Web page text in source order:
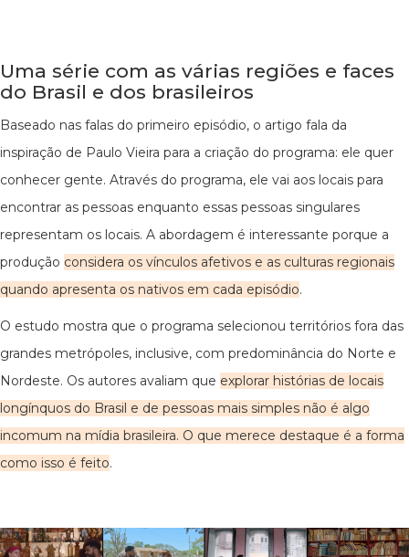
Uma série com as várias regiões e faces
do Brasil e dos brasileiros
Baseado nas falas do primeiro episódio, o artigo fala da
inspiração de Paulo Vieira para a criação do programa: ele quer
conhecer gente. Através do programa, ele vai aos locais para
encontrar as pessoas enquanto essas pessoas singulares
representam os locais. A abordagem é interessante porque a
produção considera os vínculos afetivos e as culturas regionais
quando apresenta os nativos em cada episódio.
O estudo mostra que o programa selecionou territórios fora das
grandes metrópoles, inclusive, com predominância do Norte e
Nordeste. Os autores avaliam que explorar histórias de locais
longínquos do Brasil e de pessoas mais simples não é algo
incomum na mídia brasileira. O que merece destaque é a forma
como isso é feito.